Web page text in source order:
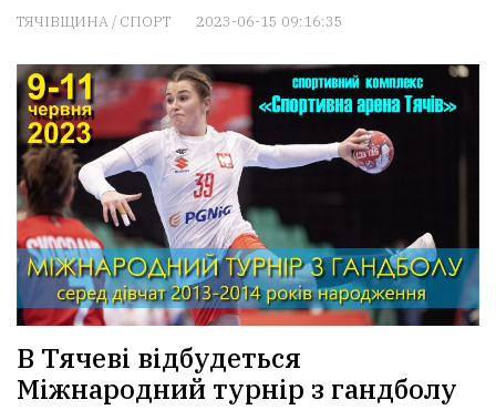
ТЯЧІВЩИНА/ СПОРТ 2023-06-15 09:16:35
В Тячеві відбудеться
Міжнародний турнір з гандболу